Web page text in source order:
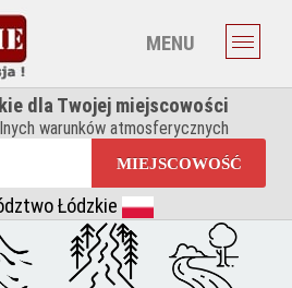
MENU
dla Twojej miejscowości
warunków atmosferycznych
MIEJSCOWOŚĆ
Łódzkie